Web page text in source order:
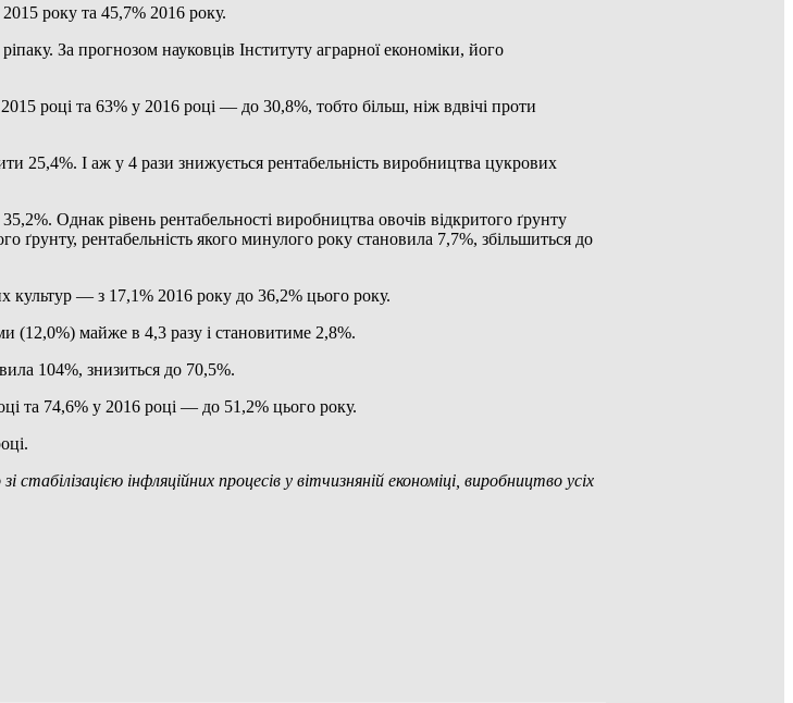
року та 45,7% 2016 року.
За прогнозом науковців Інституту аграрної економіки, його
році та 63% у 2016 році — до 30,8%, тобто більш, ніж вдвічі проти
25,4%. І аж у 4 рази знижується рентабельність виробництва цукрових
Однак рівень рентабельності виробництва овочів відкритого ґрунту
рентабельність якого минулого року становила 7,7%, збільшиться до
культур — з 17,1% 2016 року до 36,2% цього року.
(12,0%) майже в 4,3 разу і становитиме 2,8%.
104%, знизиться до 70,5%.
та 74,6% у 2016 році — до 51,2% цього року.
інфляційних процесів у вітчизняній економіці, виробництво усіх